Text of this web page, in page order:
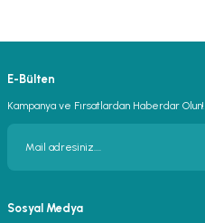
E-Bülten
Kampanya ve Fırsatlardan Haberdar Olun!
Sosyal Medya